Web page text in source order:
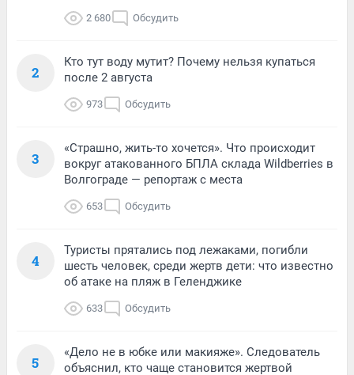
2 680 Обсудить
2
Кто тут воду мутит? Почему нельзя купаться
после 2 августа
973 Обсудить
3
«Страшно, жить-то хочется». Что происходит
вокруг атакованного БПЛА склада Wildberries в
Волгограде — репортаж с места
653 Обсудить
4
Туристы прятались под лежаками, погибли
шесть человек, среди жертв дети: что известно
об атаке на пляж в Геленджике
633 Обсудить
5
«Дело не в юбке или макияже». Следователь
объяснил, кто чаще становится жертвой